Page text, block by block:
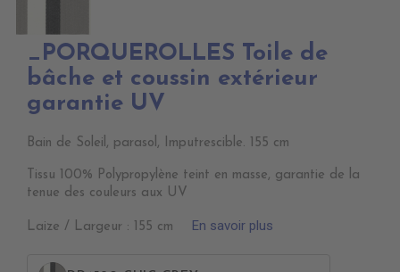
_PORQUEROLLES Toile de
bâche et coussin extérieur
garantie UV
Bain de Soleil, parasol, Imputrescible. 155 cm
Tissu 100% Polypropylène teint en masse, garantie de la
tenue des couleurs aux UV
Laize / Largeur : 155 cm En savoir plus